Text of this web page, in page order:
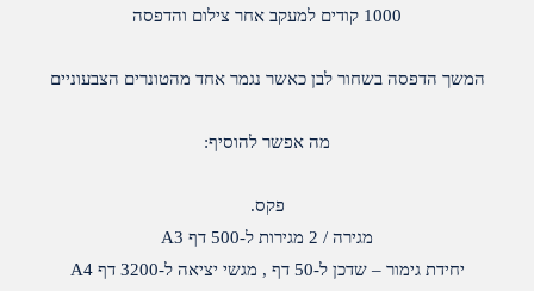
1000 קודים למעקב אחר צילום והדפסה
המשך הדפסה בשחור לבן כאשר נגמר אחד מהטונרים הצבעוניים
מה אפשר להוסיף:
פקס.
מגירה / 2 מגירות ל-500 דף A3
יחידת גימור – שדכן ל-50 דף , מגשי יציאה ל-3200 דף A4